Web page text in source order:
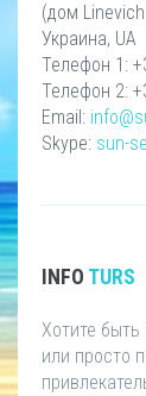
(дом
Украина, UA
Телефон 1:
Телефон 2:
Email:
Skype: sun-
INFO TURS
Хотите быть
или просто